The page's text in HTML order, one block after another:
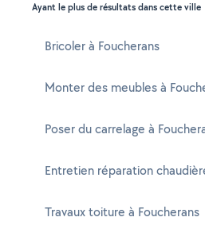
Ayant le plus de résultats dans cette ville
Bricoler à Foucherans
Monter des meubles à
Poser du carrelage à
Entretien réparation
Travaux toiture à Foucherans